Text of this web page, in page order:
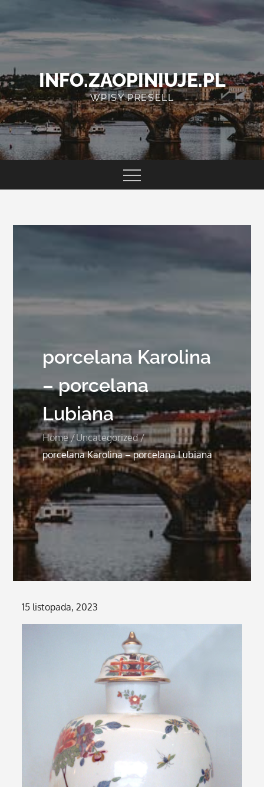
content
INFO.ZAOPINIUJE.PL
WPISY PRESELL
porcelana Karolina
– porcelana
Lubiana
Home
Uncategorized
porcelana Karolina – porcelana Lubiana
Posted
on
15 listopada, 2023